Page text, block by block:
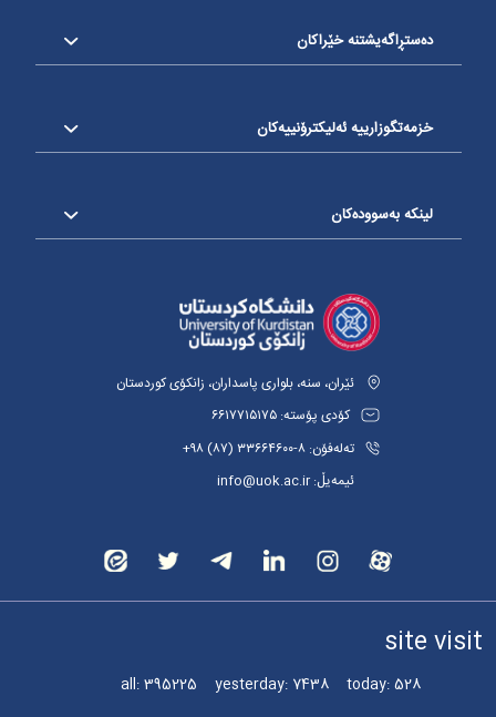
دەستڕاگەیشتنە خێراکان
خزمەتگوزارییە ئەلیکترۆنییەکان
لینکە بەسوودەکان
ئێران، سنە، بلواری پاسداران، زانکۆی کوردستان
کۆدی پۆستە: ٦٦١٧٧١٥١٧٥
تەلەفۆن: ٨-٣٣٦٦٤٦٠٠ (٨٧) ٩٨+
ئیمەیڵ: info@uok.ac.ir
site visit
today:528
yesterday: 7438
all:395225